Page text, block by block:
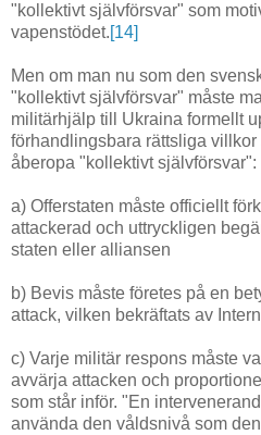
"kollektivt självförsvar" som
vapenstödet.[14]
Men om man nu som den
"kollektivt självförsvar" måste
militärhjälp till Ukraina formellt
förhandlingsbara rättsliga villkor
åberopa "kollektivt självförsvar":
a) Offerstaten måste officiellt
attackerad och uttryckligen
staten eller alliansen
b) Bevis måste företes på en
attack, vilken bekräftats av
c) Varje militär respons måste
avvärja attacken och
som står inför. "En
använda den våldsnivå som